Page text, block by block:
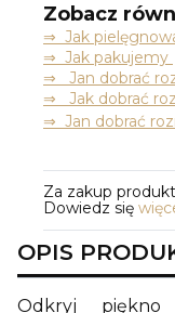
Zobacz
⇒ Jak
⇒ Jak pakujemy
⇒ Jan dobrać
⇒ Jak dobrać
⇒ Jan dobrać
Za zakup
Dowiedz się
OPIS
Odkryj piękno